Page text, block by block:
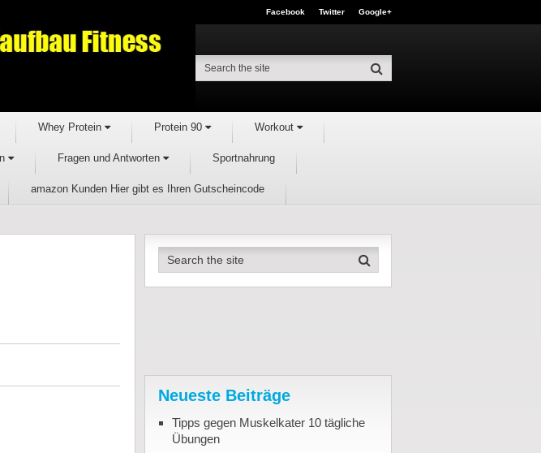
Facebook Twitter Google+
Whey Protein Protein 90 Workout
Fragen und Antworten Sportnahrung
amazon Kunden Hier gibt es Ihren Gutscheincode
Neueste Beiträge
Tipps gegen Muskelkater 10 tägliche
Übungen